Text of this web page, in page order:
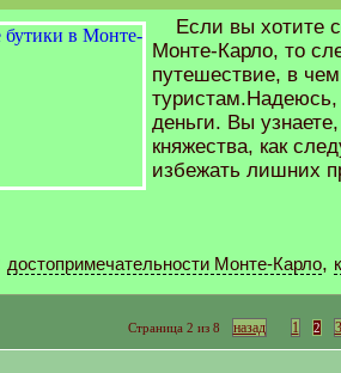
Если вы хотите
Монте-Карло, то
путешествие, в
туристам.Надеюсь,
деньги. Вы
княжества, как
избежать лишних
достопримечательности Монте-Карло,
Страница 2 из 8 назад 1 2 3